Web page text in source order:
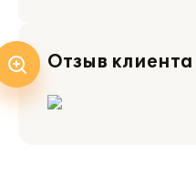
Отзыв клиента